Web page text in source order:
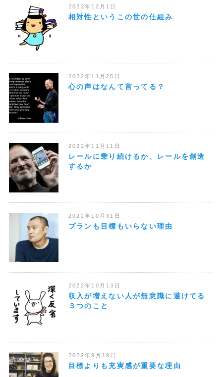
2022年12月1日
相対性というこの世の仕組み
2022年11月25日
心の声はなんて言ってる？
2022年11月11日
レールに乗り続けるか、レールを創造
するか
2022年10月31日
プランも目標もいらない理由
2022年10月13日
収入が増えない人が無意識に避けてる
３つのこと
2022年9月19日
目標よりも充実感が重要な理由